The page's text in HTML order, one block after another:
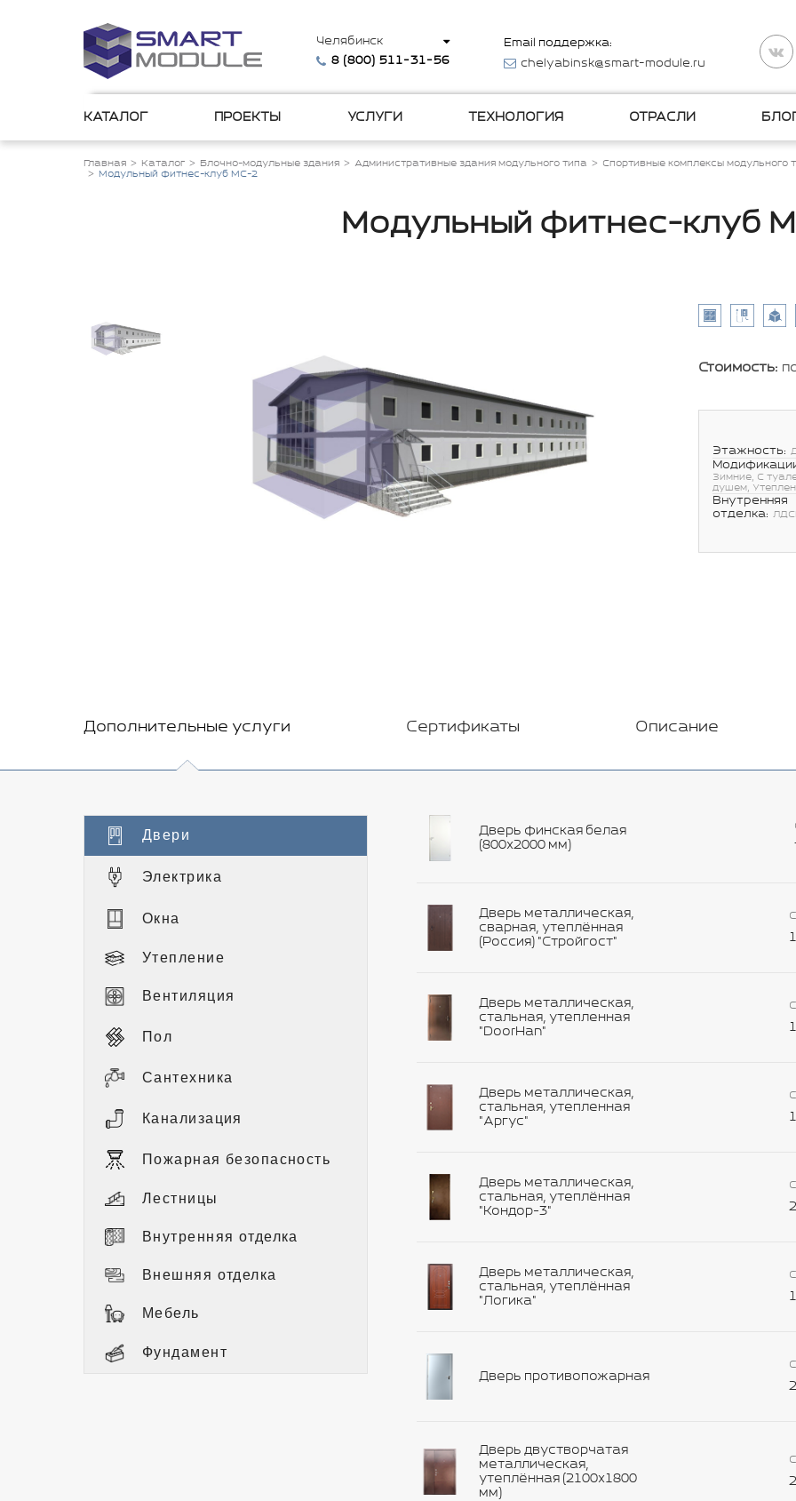
Челябинск
8 (800) 511-31-56
Email поддержка:
chelyabinsk@smart-module.ru
КАТАЛОГ ПРОЕКТЫ УСЛУГИ ТЕХНОЛОГИЯ ОТРАСЛИ
Главная Каталог Блочно-модульные здания Административные здания модульного типа
Спортивные комплексы модульного
Модульный фитнес-клуб МС-2
Модульный фитнес-клуб
Стоимость:
Этажность:
Зимние, С
душем,
Внутренняя
отделка:
Дополнительные услуги Сертификаты Описание
Двери
Электрика
Окна
Утепление
Вентиляция
Пол
Сантехника
Канализация
Пожарная безопасность
Лестницы
Внутренняя отделка
Внешняя отделка
Мебель
Фундамент
Дверь финская белая
(800х2000 мм)
Дверь металлическая,
сварная, утеплённая
(Россия) "Стройгост"
Дверь металлическая,
стальная, утепленная
"DoorHan"
Дверь металлическая,
стальная, утепленная
"Аргус"
Дверь металлическая,
стальная, утеплённая
"Кондор-3"
Дверь металлическая,
стальная, утеплённая
"Логика"
Дверь противопожарная
Дверь двустворчатая
металлическая,
утеплённая (2100х1800
мм)